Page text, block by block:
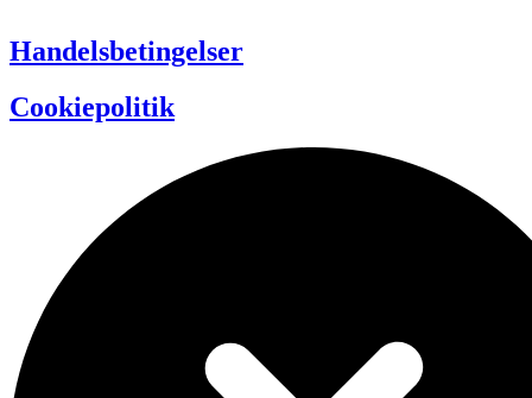
Handelsbetingelser
Cookiepolitik